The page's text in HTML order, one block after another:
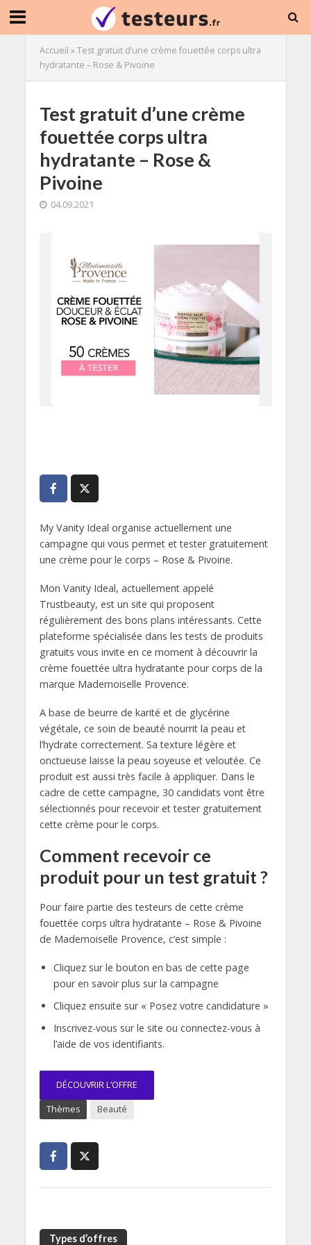
Accueil »Test gratuit d’une crème fouettée corps ultra
hydratante – Rose & Pivoine
Test gratuit d’une crème
fouettée corps ultra
hydratante – Rose &
Pivoine
04.09.2021
My Vanity Ideal organise actuellement une
campagne qui vous permet et tester gratuitement
une crème pour le corps – Rose & Pivoine.
Mon Vanity Ideal, actuellement appelé
Trustbeauty, est un site qui proposent
régulièrement des bons plans intéressants. Cette
plateforme spécialisée dans les tests de produits
gratuits vous invite en ce moment à découvrir la
crème fouettée ultra hydratante pour corps de la
marque Mademoiselle Provence.
A base de beurre de karité et de glycérine
végétale, ce soin de beauté nourrit la peau et
l’hydrate correctement. Sa texture légère et
onctueuse laisse la peau soyeuse et veloutée. Ce
produit est aussi très facile à appliquer. Dans le
cadre de cette campagne, 30 candidats vont être
sélectionnés pour recevoir et tester gratuitement
cette crème pour le corps.
Comment recevoir ce
produit pour un test gratuit ?
Pour faire partie des testeurs de cette crème
fouettée corps ultra hydratante – Rose & Pivoine
de Mademoiselle Provence, c’est simple :
Cliquez sur le bouton en bas de cette page
pour en savoir plus sur la campagne
Cliquez ensuite sur « Posez votre candidature »
Inscrivez-vous sur le site ou connectez-vous à
l’aide de vos identifiants.
DÉCOUVRIR L’OFFRE
Thèmes Beauté
Types d’offres